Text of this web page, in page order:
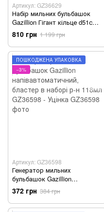
Артикул: GZ36629
Набір мильних бульбашок
Gazillion Гігант кільце d51см,
р-н 473мл GZ36629 - Уцінка
810 грн 1 199 грн
ПОШКОДЖЕНА УПАКОВКА
−3%
Артикул: GZ36598
Генератор мильних
бульбашок Gazillion
напівавтоматичний, бластер
в наборі р-н 118мл GZ36598 -
Уцінка
372 грн 384 грн